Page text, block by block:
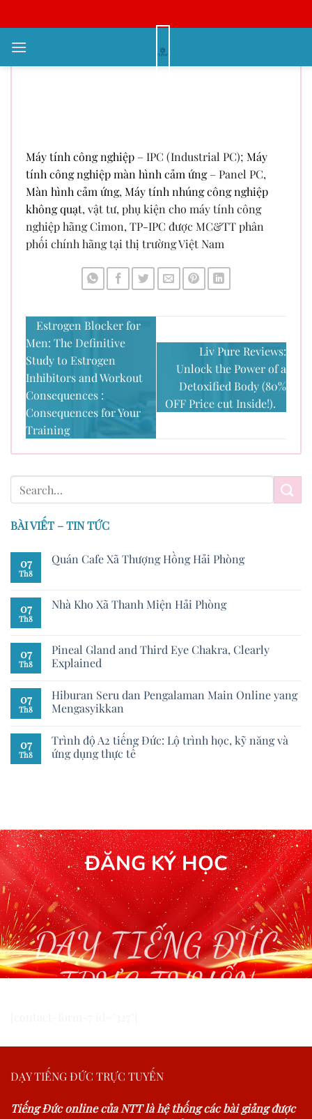
qua
nội
Máy tính công nghiệp, Máy tính
Máy tính công nghiệp – IPC (Industrial PC); Máy
tính công nghiệp màn hình cảm ứng– Panel PC,
Màn hình cảm ứng, Máy tính nhúng công nghiệp
không quạt, vật tư, phụ kiện cho máy tính công
nghiệp hãng Cimon, TP-IPC được MC&TT phân
phối chính hãng tại thị trường Việt Nam
Estrogen Blocker for
Men: The Definitive
Study to Estrogen
Inhibitors and Workout
Consequences :
Consequences for Your
Training
Liv Pure Reviews:
Unlock the Power of a
Detoxified Body (80%
OFF Price cut Inside!).
BÀI VIẾT – TIN TỨC
07
Th8
Quán Cafe Xã Thượng Hồng Hải Phòng
07
Th8
Nhà Kho Xã Thanh Miện Hải Phòng
07
Th8
Pineal Gland and Third Eye Chakra, Clearly
Explained
07
Th8
Hiburan Seru dan Pengalaman Main Online yang
Mengasyikkan
07
Th8
Trình độ A2 tiếng Đức: Lộ trình học, kỹ năng và
ứng dụng thực tế
ĐĂNG KÝ HỌC
DẠY TIẾNG ĐỨC
TRỰC TUYẾN
DẠY TIẾNG ĐỨC TRỰC TUYẾN
Tiếng Đức online của NTT là hệ thống các bài giảng được